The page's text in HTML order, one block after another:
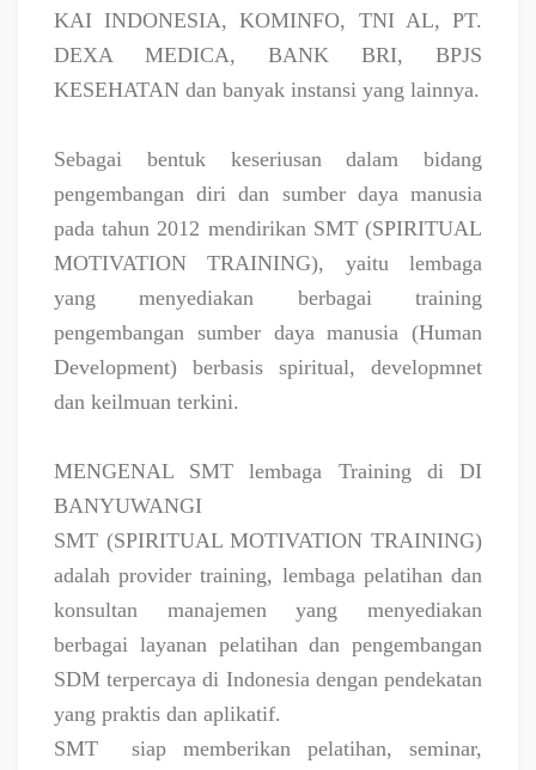
KAI INDONESIA, KOMINFO, TNI AL, PT.
DEXA MEDICA, BANK BRI, BPJS
KESEHATAN dan banyak instansi yang lainnya.
Sebagai bentuk keseriusan dalam bidang
pengembangan diri dan sumber daya manusia
pada tahun 2012 mendirikan SMT (SPIRITUAL
MOTIVATION TRAINING), yaitu lembaga
yang menyediakan berbagai training
pengembangan sumber daya manusia (Human
Development) berbasis spiritual, developmnet
dan keilmuan terkini.
MENGENAL SMT lembaga Training di DI
BANYUWANGI
SMT (SPIRITUAL MOTIVATION TRAINING)
adalah provider training, lembaga pelatihan dan
konsultan manajemen yang menyediakan
berbagai layanan pelatihan dan pengembangan
SDM terpercaya di Indonesia dengan pendekatan
yang praktis dan aplikatif.
SMT
siap memberikan pelatihan, seminar,